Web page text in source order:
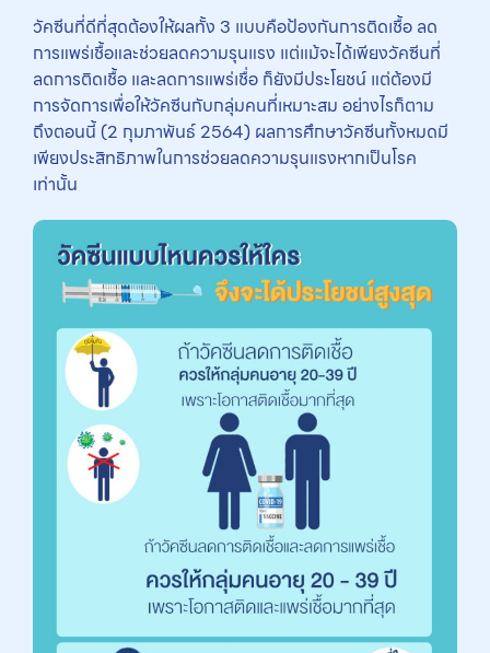
วัคซีนที่ดีที่สุดต้องให้ผลทั้ง 3 แบบคือป้องกันการติดเชื้อ ลด
การแพร่เชื้อและช่วยลดความรุนแรง แต่แม้จะได้เพียงวัคซีนที่
ลดการติดเชื้อ และลดการแพร่เชื่อ ก็ยังมีประโยชน์ แต่ต้องมี
การจัดการเพื่อให้วัคซีนกับกลุ่มคนที่เหมาะสม อย่างไรก็ตาม
ถึงตอนนี้ (2 กุมภาพันธ์ 2564) ผลการศึกษาวัคซีนทั้งหมดมี
เพียงประสิทธิภาพในการช่วยลดความรุนแรงหากเป็นโรค
เท่านั้น